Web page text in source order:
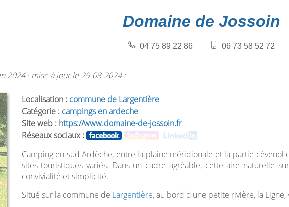
Domaine de Jossoin
04 75 89 22 86 06 73 58 52 72
2024 · mise à jour le 29-08-2024 :
Localisation : commune de Largentière
Catégorie : campings en ardeche
Site web : https://www.domaine-de-jossoin.fr
Réseaux sociaux :
Camping en sud Ardèche, entre la plaine méridionale et la partie cévenol
sites touristiques variés. Dans un cadre agréable, cette aire naturelle
convivialité et simplicité.
Situé sur la commune de Largentière, au bord d'une petite rivière, la